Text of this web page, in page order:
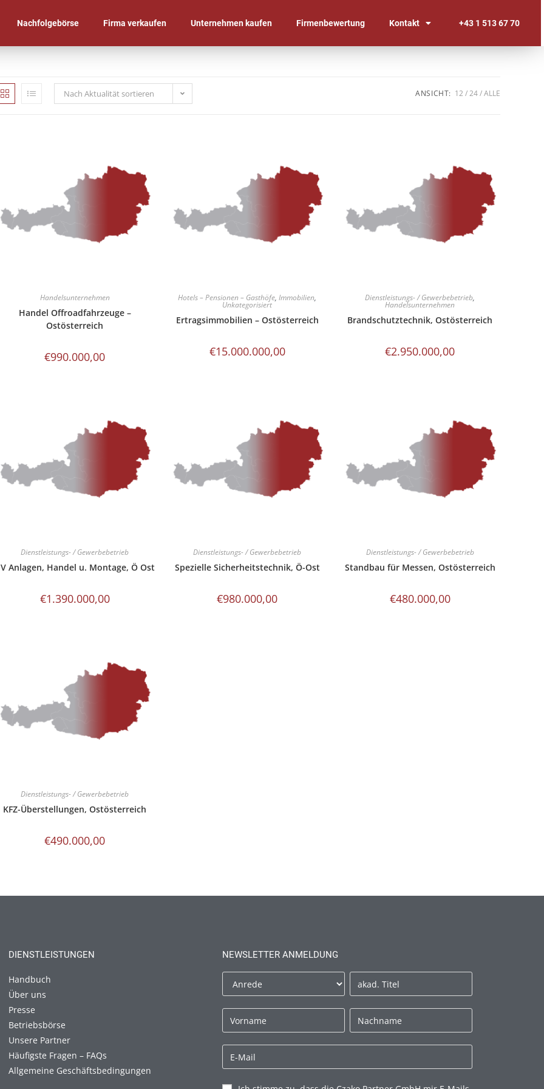
Nachfolgebörse Firma verkaufen Unternehmen kaufen Firmenbewertung Kontakt +43 1 513 67 70
Nach Aktualität sortieren ANSICHT: 12 24 ALLE
Handelsunternehmen
Handel Offroadfahrzeuge –
Ostösterreich
€990.000,00
Hotels – Pensionen – Gasthöfe,Immobilien,
Unkategorisiert
Ertragsimmobilien – Ostösterreich
€15.000.000,00
Dienstleistungs- / Gewerbebetrieb,
Handelsunternehmen
Brandschutztechnik, Ostösterreich
€2.950.000,00
Dienstleistungs- / Gewerbebetrieb
Anlagen, Handel u. Montage, Ö Ost
€1.390.000,00
Dienstleistungs- / Gewerbebetrieb
Spezielle Sicherheitstechnik, Ö-Ost
€980.000,00
Dienstleistungs- / Gewerbebetrieb
Standbau für Messen, Ostösterreich
€480.000,00
Dienstleistungs- / Gewerbebetrieb
KFZ-Überstellungen, Ostösterreich
€490.000,00
DIENSTLEISTUNGEN
Handbuch
Über uns
Presse
Betriebsbörse
Unsere Partner
Häufigste Fragen – FAQs
Allgemeine Geschäftsbedingungen
NEWSLETTER ANMELDUNG